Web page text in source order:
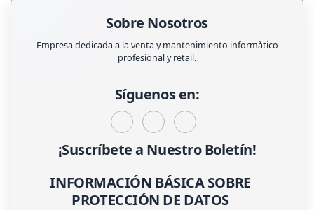
Sobre Nosotros
Empresa dedicada a la venta y mantenimiento informàtico
profesional y retail.
Síguenos en:
¡Suscríbete a Nuestro Boletín!
INFORMACIÓN BÁSICA SOBRE
PROTECCIÓN DE DATOS